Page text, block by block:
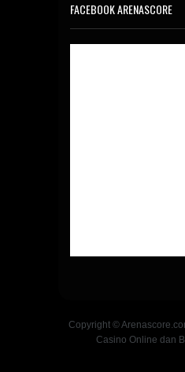
FACEBOOK ARENASCORE
Copyright ©
Casino Online dan